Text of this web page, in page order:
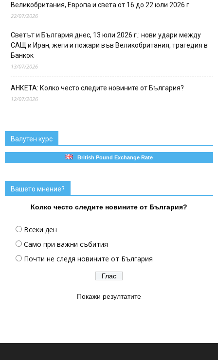
Великобритания, Европа и света от 16 до 22 юли 2026 г.
22/07/2026
Светът и България днес, 13 юли 2026 г.: нови удари между
САЩ и Иран, жеги и пожари във Великобритания, трагедия в
Банкок
13/07/2026
АНКЕТА: Колко често следите новините от България?
12/07/2026
Валутен курс
British Pound Exchange Rate
Вашето мнение?
Колко често следите новините от България?
Всеки ден
Само при важни събития
Почти не следя новините от България
Покажи резултатите